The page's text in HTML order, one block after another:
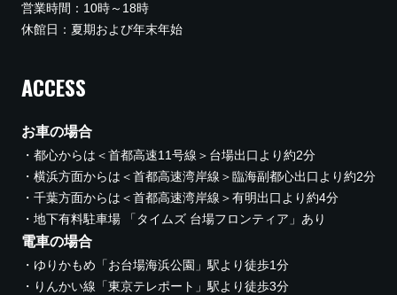
営業時間：10時～18時
休館日：夏期および年末年始
ACCESS
お車の場合
都心からは＜首都高速11号線＞台場出口より約2分
横浜方面からは＜首都高速湾岸線＞臨海副都心出口より約2分
千葉方面からは＜首都高速湾岸線＞有明出口より約4分
地下有料駐車場 「タイムズ 台場フロンティア」あり
電車の場合
ゆりかもめ「お台場海浜公園」駅より徒歩1分
りんかい線「東京テレポート」駅より徒歩3分